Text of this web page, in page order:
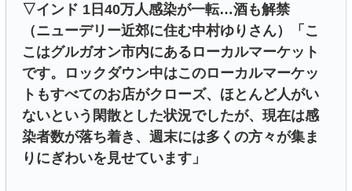
▽インド 1日40万人感染が一転…酒も解禁
（ニューデリー近郊に住む中村ゆりさん）「こ
こはグルガオン市内にあるローカルマーケット
です。ロックダウン中はこのローカルマーケッ
トもすべてのお店がクローズ、ほとんど人がい
ないという閑散とした状況でしたが、現在は感
染者数が落ち着き、週末には多くの方々が集ま
りにぎわいを見せています」